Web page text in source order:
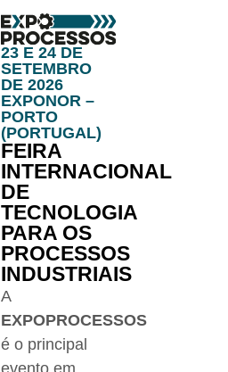
23 E 24 DE
SETEMBRO
DE 2026
EXPONOR –
PORTO
(PORTUGAL)
FEIRA
INTERNACIONAL
DE
TECNOLOGIA
PARA OS
PROCESSOS
INDUSTRIAIS
A
EXPOPROCESSOS
é o principal